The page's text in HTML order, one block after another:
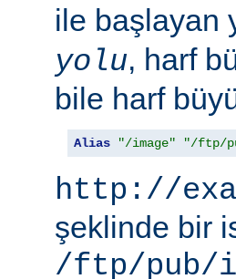
ile başlayan
yolu, harf
bile harf
Alias "/image" "/ftp/
http://
şeklinde bir
/ftp/pub/